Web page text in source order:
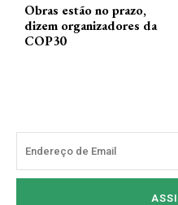
Obras estão no prazo,
dizem organizadores da
COP30